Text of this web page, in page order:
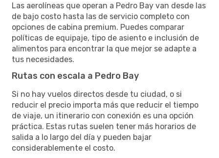
Las aerolíneas que operan a Pedro Bay van desde las
de bajo costo hasta las de servicio completo con
opciones de cabina premium. Puedes comparar
políticas de equipaje, tipo de asiento e inclusión de
alimentos para encontrar la que mejor se adapte a
tus necesidades.
Rutas con escala a Pedro Bay
Si no hay vuelos directos desde tu ciudad, o si
reducir el precio importa más que reducir el tiempo
de viaje, un itinerario con conexión es una opción
práctica. Estas rutas suelen tener más horarios de
salida a lo largo del día y pueden bajar
considerablemente el costo.